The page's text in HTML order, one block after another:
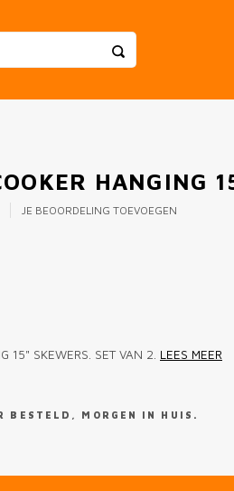
HANGING
JE BEOORDELING TOEVOEGEN
15" SKEWERS. SET VAN 2. LEES MEER
BESTELD, MORGEN IN HUIS.